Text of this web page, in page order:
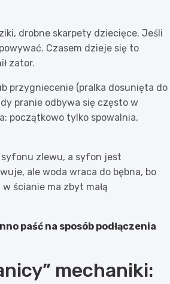
drobne skarpety dziecięce. Jeśli
Czasem dzieje się to
zator.
przygniecenie (pralka dosunięta do
pranie odbywa się często w
początkowo tylko spowalnia,
zlewu, a syfon jest
ale woda wraca do bębna, bo
ścianie ma zbyt małą
paść na sposób podłączenia
mechaniki: